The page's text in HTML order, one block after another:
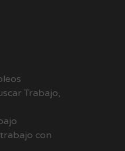
Trabajo,
con